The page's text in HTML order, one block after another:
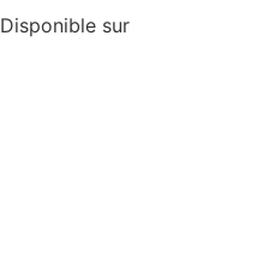
Disponible sur